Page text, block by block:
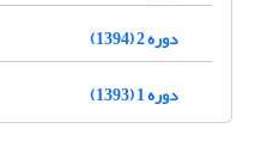
دوره 2 (1394)
دوره 1 (1393)